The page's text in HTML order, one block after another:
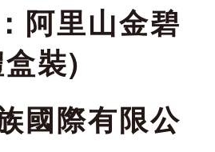
阿里山金碧
裝)
國際有限公